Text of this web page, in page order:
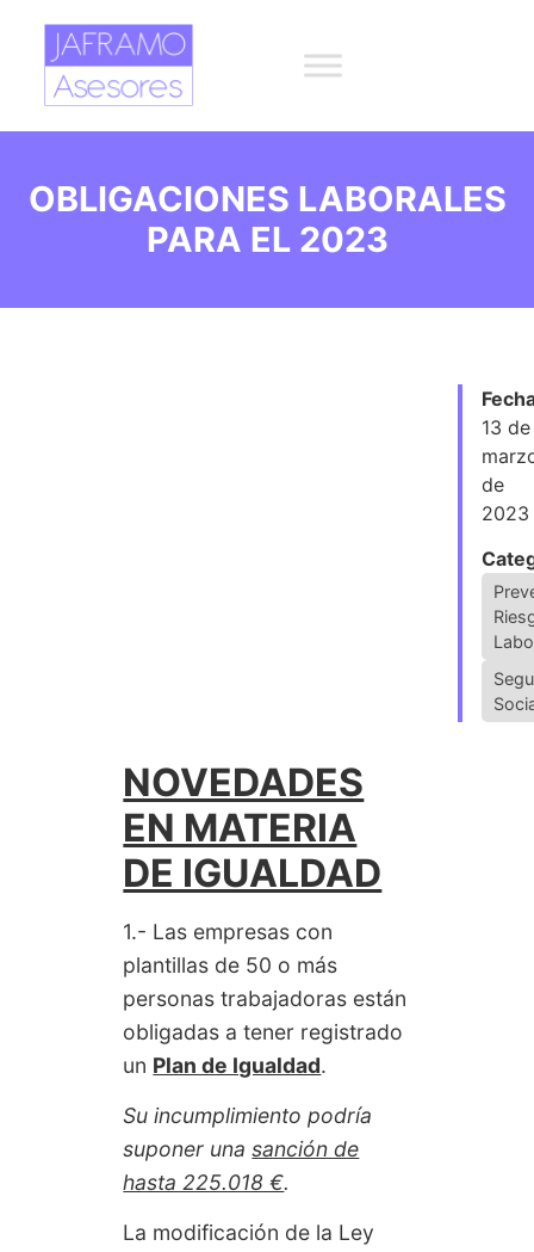
OBLIGACIONES LABORALES
PARA EL 2023
13 de
de
2023
NOVEDADES
EN MATERIA
DE IGUALDAD
1.- Las empresas con
plantillas de 50 o más
personas trabajadoras están
obligadas a tener registrado
un Plan de Igualdad.
Su incumplimiento podría
suponer unasanción de
hasta 225.018 €.
La modificación de la Ley